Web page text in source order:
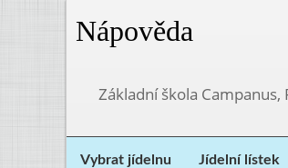
Nápověda
Základní škola
Vybrat jídelnu Jídelní lístek